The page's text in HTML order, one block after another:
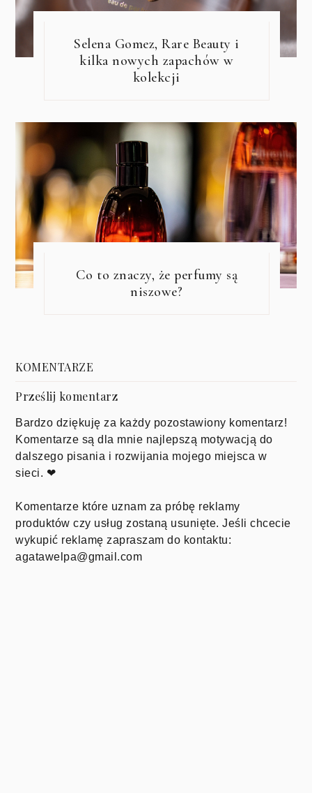
Selena Gomez, Rare Beauty i
kilka nowych zapachów w
kolekcji
Co to znaczy, że perfumy są
niszowe?
KOMENTARZE
Prześlij komentarz
Bardzo dziękuję za każdy pozostawiony komentarz!
Komentarze są dla mnie najlepszą motywacją do
dalszego pisania i rozwijania mojego miejsca w
sieci. ❤
Komentarze które uznam za próbę reklamy
produktów czy usług zostaną usunięte. Jeśli chcecie
wykupić reklamę zapraszam do kontaktu:
agatawelpa@gmail.com